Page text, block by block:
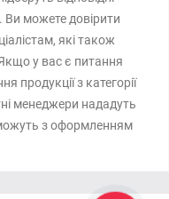
Ви можете довірити
які також
у вас є питання
продукції з категорії
менеджери нададуть
з оформленням